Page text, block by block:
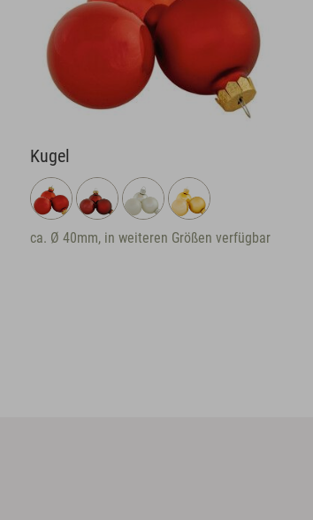
Kugel
ca. Ø 40mm, in weiteren Größen verfügbar